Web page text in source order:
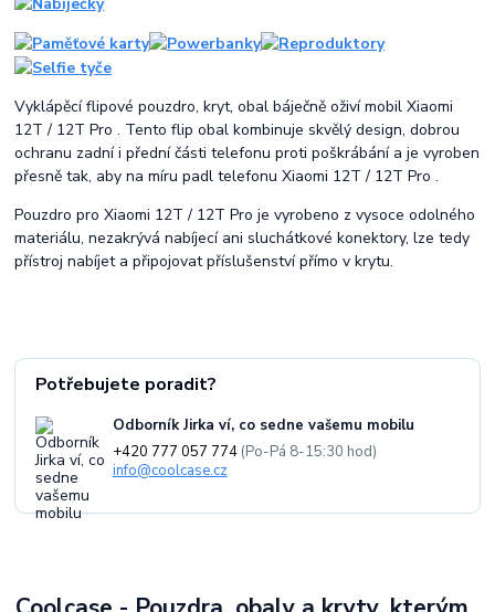
Potřebujete poradit?
Odborník Jirka ví, co sedne vašemu mobilu
+420 777 057 774 (Po-Pá 8-15:30 hod)
info@coolcase.cz
Vyklápěcí flipové pouzdro, kryt, obal báječně oživí mobil Xiaomi
12T / 12T Pro . Tento flip obal kombinuje skvělý design, dobrou
ochranu zadní i přední části telefonu proti poškrábání a je vyroben
přesně tak, aby na míru padl telefonu Xiaomi 12T / 12T Pro .
Pouzdro pro Xiaomi 12T / 12T Pro je vyrobeno z vysoce odolného
materiálu, nezakrývá nabíjecí ani sluchátkové konektory, lze tedy
přístroj nabíjet a připojovat příslušenství přímo v krytu.